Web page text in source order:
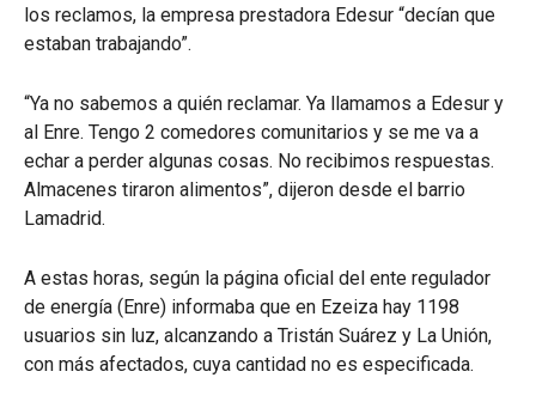
los reclamos, la empresa prestadora Edesur “decían que
estaban trabajando”.
“Ya no sabemos a quién reclamar. Ya llamamos a Edesur y
al Enre. Tengo 2 comedores comunitarios y se me va a
echar a perder algunas cosas. No recibimos respuestas.
Almacenes tiraron alimentos”, dijeron desde el barrio
Lamadrid.
A estas horas, según la página oficial del ente regulador
de energía (Enre) informaba que en Ezeiza hay 1198
usuarios sin luz, alcanzando a Tristán Suárez y La Unión,
con más afectados, cuya cantidad no es especificada.